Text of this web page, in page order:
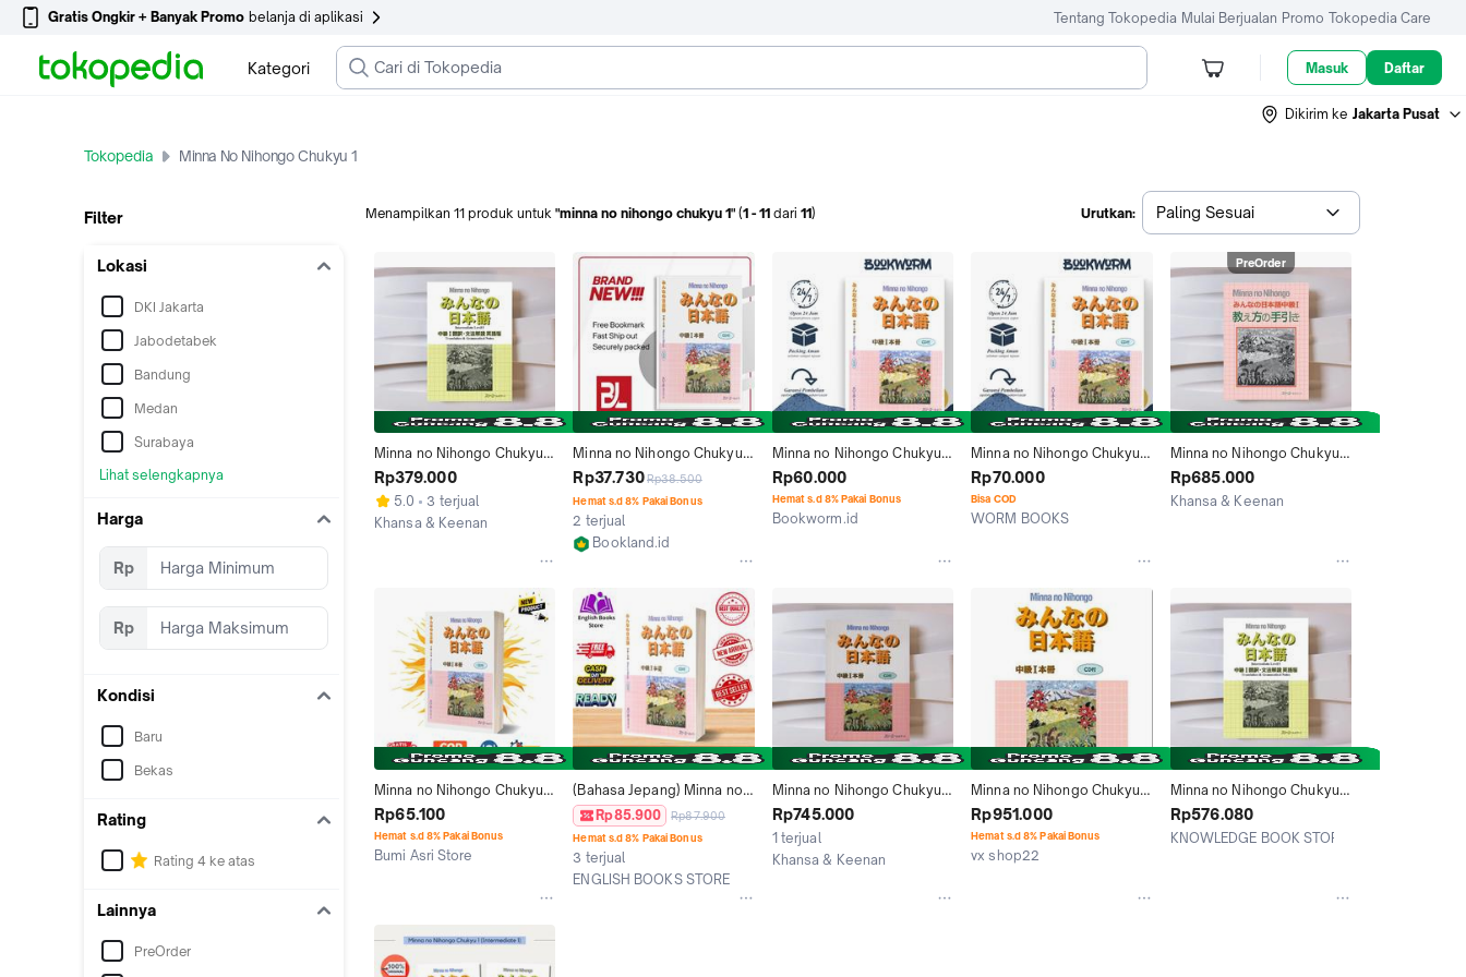
Gratis Ongkir + Banyak Promo belanja di aplikasi Tentang Tokopedia Mulai Berjualan Promo Tokopedia Care
Kategori Masuk Daftar
Dikirim ke Jakarta Pusat
Tokopedia Minna No Nihongo Chukyu 1
Filter
Lokasi
DKI Jakarta
Jabodetabek
Bandung
Medan
Surabaya
Lihat selengkapnya
Harga
Rp
Rp
Kondisi
Baru
Bekas
Rating
Rating 4 ke atas
Lainnya
PreOrder
Menampilkan 11 produk untuk "minna no nihongo chukyu 1" (1 -11 dari 11) Urutkan: Paling Sesuai
Minna no Nihongo Chukyu 1
Translation/Grammar
Explanation (Buku Impor)
Rp379.000
5.0
3 terjual
Khansa & Keenan
Minna no Nihongo Chukyu 1
(English)
Rp37.730Rp38.500
Hemat s.d 8% Pakai Bonus
2 terjual
Bookland.id
Minna no Nihongo Chukyu 1
(English)
Rp60.000
Hemat s.d 8% Pakai Bonus
Bookworm.id
Minna no Nihongo Chukyu 1
(English)
Rp70.000
Bisa COD
WORM BOOKS
PreOrder
Minna no Nihongo Chukyu 1
Oshiekata no Tebiki
(Panduan Mengajar)
Rp685.000
Khansa & Keenan
Minna no Nihongo Chukyu 1
(English)
Rp65.100
Hemat s.d 8% Pakai Bonus
Bumi Asri Store
(Bahasa Jepang) Minna no
Nihongo Chukyu 1 -  Enak
Habits Resep Psychology
Siswa
Rp85.900 Rp87.900
Hemat s.d 8% Pakai Bonus
3 terjual
ENGLISH BOOKS STORE
Minna no Nihongo Chukyu 1
(Buku Impor Minna no
Nihongo Intermediate 1)
Rp745.000
1 terjual
Khansa & Keenan
Minna no Nihongo Chukyu 1
Honsatsu
Rp951.000
Hemat s.d 8% Pakai Bonus
vx shop22
Minna no Nihongo Chukyu 1
Translation/Grammar
Explanation (Buku Impor)
Rp576.080
KNOWLEDGE BOOK STORE